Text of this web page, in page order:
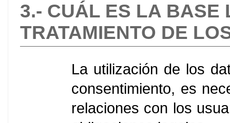
3.- CUÁL ES LA BASE
TRATAMIENTO DE
La utilización de los
consentimiento, es
relaciones con los